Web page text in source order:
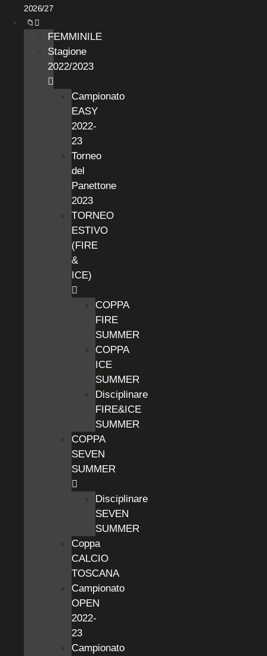
2026/27
📁
FEMMINILE
Stagione
2022/2023
Campionato
EASY
2022-
23
Torneo
del
Panettone
2023
TORNEO
ESTIVO
(FIRE
&
ICE)
COPPA
FIRE
SUMMER
COPPA
ICE
SUMMER
Disciplinare
FIRE&ICE
SUMMER
COPPA
SEVEN
SUMMER
Disciplinare
SEVEN
SUMMER
Coppa
CALCIO
TOSCANA
Campionato
OPEN
2022-
23
Campionato